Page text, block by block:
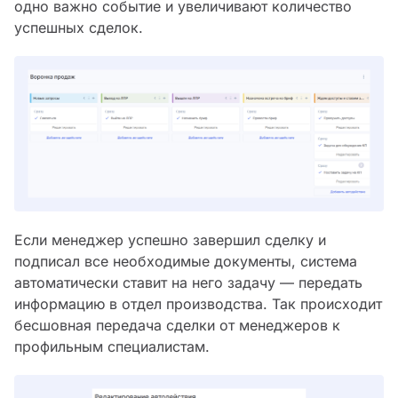
одно важно событие и увеличивают количество
успешных сделок.
Если менеджер успешно завершил сделку и
подписал все необходимые документы, система
автоматически ставит на него задачу — передать
информацию в отдел производства. Так происходит
бесшовная передача сделки от менеджеров к
профильным специалистам.